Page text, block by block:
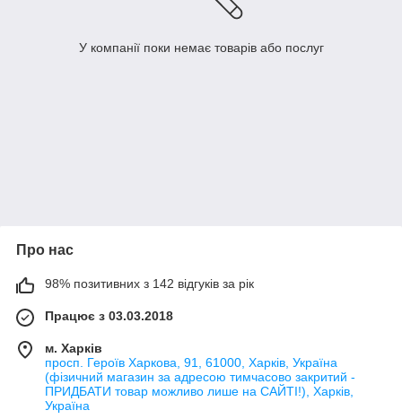
У компанії поки немає товарів або послуг
Про нас
98% позитивних з 142 відгуків за рік
Працює з 03.03.2018
м. Харків
просп. Героїв Харкова, 91, 61000, Харків, Україна
(фізичний магазин за адресою тимчасово закритий -
ПРИДБАТИ товар можливо лише на САЙТІ!), Харків,
Україна